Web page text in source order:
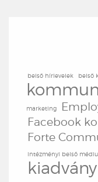
belső hírlevelek belső
marketing
Facebook
Forte
intézményi belső